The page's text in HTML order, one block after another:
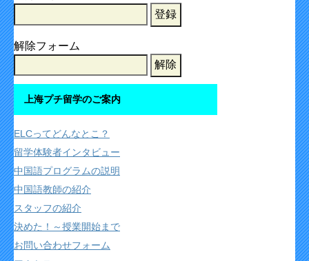
解除フォーム
上海プチ留学のご案内
ELCってどんなとこ？
留学体験者インタビュー
中国語プログラムの説明
中国語教師の紹介
スタッフの紹介
決めた！～授業開始まで
お問い合わせフォーム